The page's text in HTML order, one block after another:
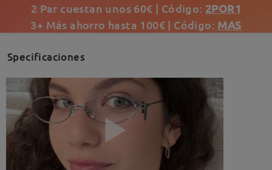
2 Par cuestan unos 60€ | Código: 2POR1
3+ Más ahorro hasta 100€ | Código: MAS
Specificaciones